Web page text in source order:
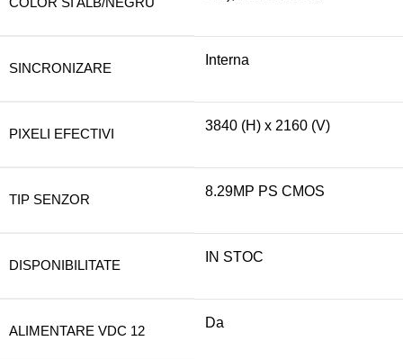
SINCRONIZARE
Interna
PIXELI EFECTIVI
3840 (H) x 2160 (V)
TIP SENZOR
8.29MP PS CMOS
DISPONIBILITATE
IN STOC
ALIMENTARE VDC 12
Da